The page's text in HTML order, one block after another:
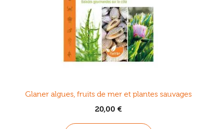
Glaner algues, fruits de mer et plantes sauvages
20,00 €